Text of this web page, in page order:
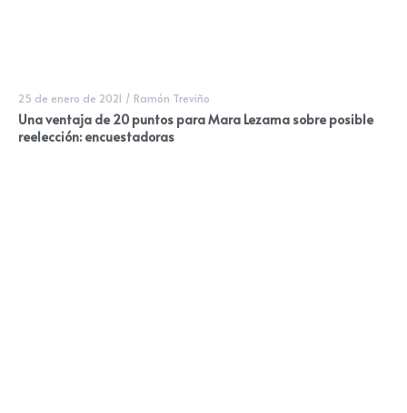
25 de enero de 2021 / Ramón Treviño
Una ventaja de 20 puntos para Mara Lezama sobre posible
reelección: encuestadoras